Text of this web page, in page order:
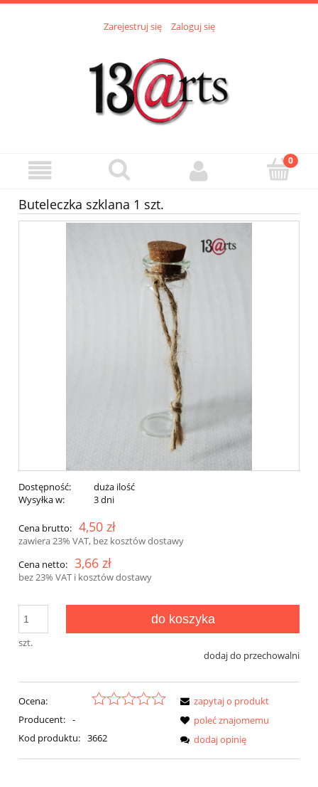
Zarejestruj się Zaloguj się
Buteleczka szklana 1 szt.
Dostępność:
duża ilość
Wysyłka w:
3 dni
Cena brutto: 4,50 zł
zawiera 23% VAT, bez kosztów dostawy
Cena netto: 3,66 zł
bez 23% VAT i kosztów dostawy
szt.
do koszyka
dodaj do przechowalni
Ocena:
Producent: -
Kod produktu: 3662
zapytaj o produkt
poleć znajomemu
dodaj opinię